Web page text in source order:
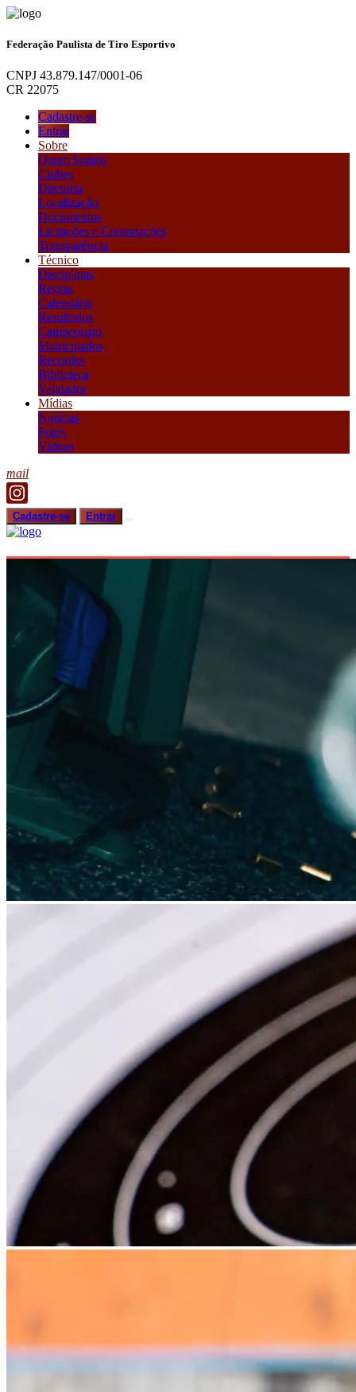
Federação Paulista de Tiro Esportivo
CNPJ 43.879.147/0001-06
CR 22075
Cadastre-se
Entrar
Sobre
Quem Somos
Clubes
Diretoria
Localização
Documentos
Licitações e Contratações
Transparência
Técnico
Disciplinas
Regras
Calendário
Resultados
Campeonato
Matriculados
Recordes
Biblioteca
Validador
Mídias
Notícias
Fotos
Vídeos
mail
Cadastre-se Entrar